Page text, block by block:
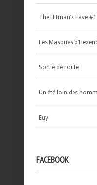
The Hitman’s Fave #1
Les Masques
Sortie de route
Un été loin des
Euy
FACEBOOK